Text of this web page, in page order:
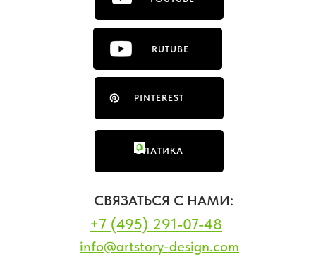
PINTEREST
ФЛАТИКА
СВЯЗАТЬСЯ С НАМИ:
+7 (495) 291-07-48
info@artstory-design.com
RUTUBE